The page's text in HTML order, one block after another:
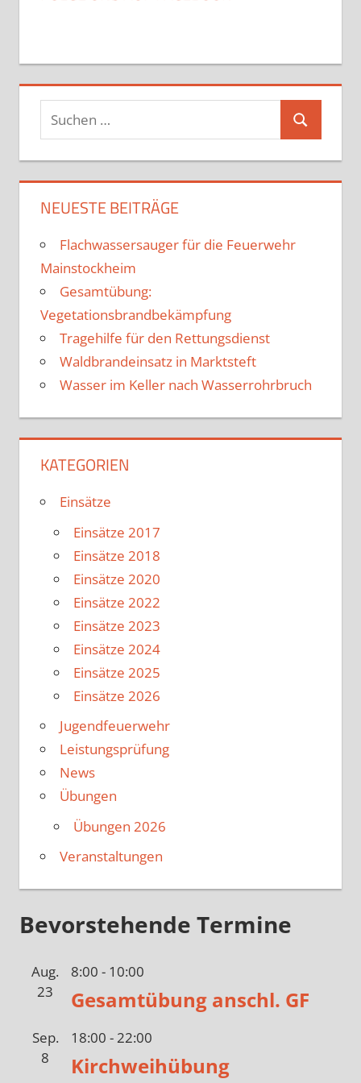
Suchen
nach:
Suchen
NEUESTE BEITRÄGE
Flachwassersauger für die Feuerwehr
Mainstockheim
Gesamtübung:
Vegetationsbrandbekämpfung
Tragehilfe für den Rettungsdienst
Waldbrandeinsatz in Marktsteft
Wasser im Keller nach Wasserrohrbruch
KATEGORIEN
Einsätze
Einsätze 2017
Einsätze 2018
Einsätze 2020
Einsätze 2022
Einsätze 2023
Einsätze 2024
Einsätze 2025
Einsätze 2026
Jugendfeuerwehr
Leistungsprüfung
News
Übungen
Übungen 2026
Veranstaltungen
Bevorstehende Termine
Aug.
23
8:00 - 10:00
Gesamtübung anschl. GF
Sep.
8
18:00 -22:00
Kirchweihübung